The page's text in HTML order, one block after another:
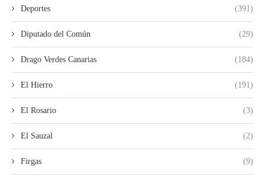
Deportes (391)
Diputado del Común (29)
Drago Verdes Canarias (184)
El Hierro (191)
El Rosario (3)
El Sauzal (2)
Firgas (9)